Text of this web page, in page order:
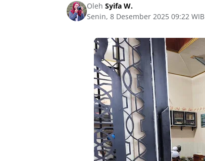
Oleh Syifa W.
Senin, 8 Desember 2025 09:22 WIB